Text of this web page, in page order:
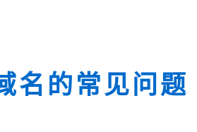
名的常见问题